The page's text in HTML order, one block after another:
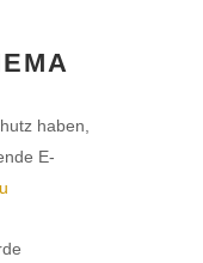
haben,
E-